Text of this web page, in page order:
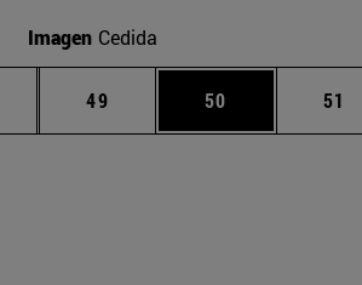
Imagen Cedida
Páginas intermedias Use TAB para
Página
49 Página
50 51